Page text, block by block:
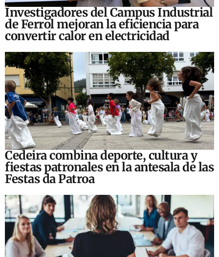
Investigadores del Campus Industrial
de Ferrol mejoran la eficiencia para
convertir calor en electricidad
Cedeira combina deporte, cultura y
fiestas patronales en la antesala de las
Festas da Patroa